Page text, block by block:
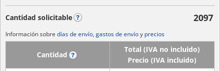
Cantidad solicitable 2097
Información sobre días de envío, gastos de envíoy precios
Cantidad
Total (IVA no incluido)
Precio (IVA incluido)